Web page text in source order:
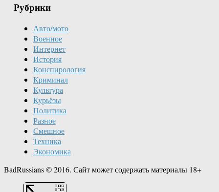
Рубрики
Авто/мото
Военное
Интернет
История
Конспирология
Криминал
Культура
Курьёзы
Политика
Разное
Смешное
Техника
Экономика
BadRussians © 2016. Сайт может содержать материалы 18+